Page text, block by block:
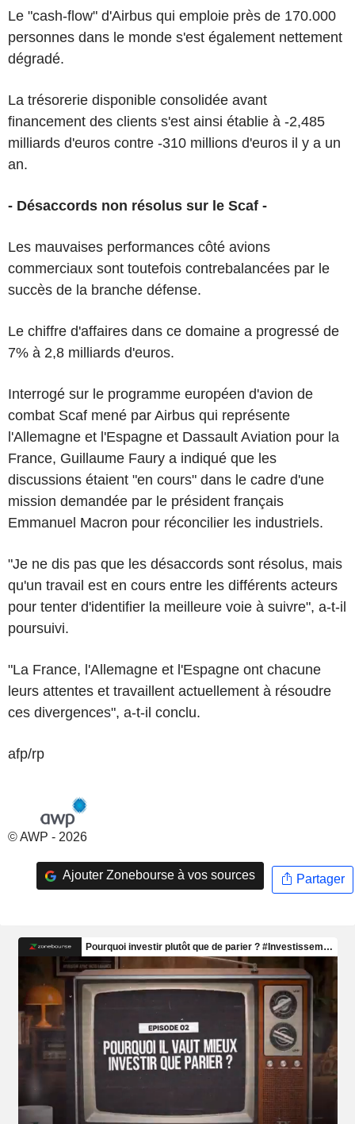
Le "cash-flow" d'Airbus qui emploie près de 170.000
personnes dans le monde s'est également nettement
dégradé.
La trésorerie disponible consolidée avant
financement des clients s'est ainsi établie à -2,485
milliards d'euros contre -310 millions d'euros il y a un
an.
- Désaccords non résolus sur le Scaf -
Les mauvaises performances côté avions
commerciaux sont toutefois contrebalancées par le
succès de la branche défense.
Le chiffre d'affaires dans ce domaine a progressé de
7% à 2,8 milliards d'euros.
Interrogé sur le programme européen d'avion de
combat Scaf mené par Airbus qui représente
l'Allemagne et l'Espagne et Dassault Aviation pour la
France, Guillaume Faury a indiqué que les
discussions étaient "en cours" dans le cadre d'une
mission demandée par le président français
Emmanuel Macron pour réconcilier les industriels.
"Je ne dis pas que les désaccords sont résolus, mais
qu'un travail est en cours entre les différents acteurs
pour tenter d'identifier la meilleure voie à suivre", a-t-il
poursuivi.
"La France, l'Allemagne et l'Espagne ont chacune
leurs attentes et travaillent actuellement à résoudre
ces divergences", a-t-il conclu.
afp/rp
© AWP - 2026
Ajouter Zonebourse à vos sources Partager